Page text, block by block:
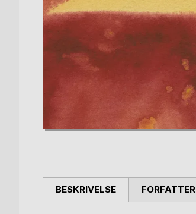
BESKRIVELSE FORFATTER